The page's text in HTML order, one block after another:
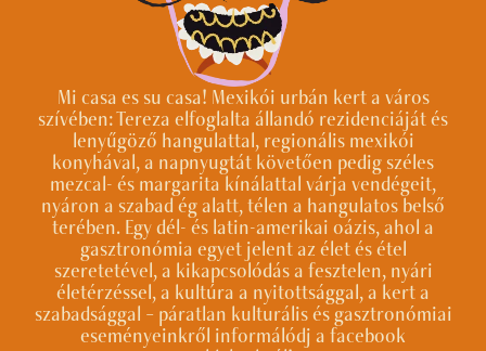
Mi casa es su casa! Mexikói urbán kert a város
szívében: Tereza elfoglalta állandó rezidenciáját és
lenyűgöző hangulattal, regionális mexikói
konyhával, a napnyugtát követően pedig széles
mezcal- és margarita kínálattal várja vendégeit,
nyáron a szabad ég alatt, télen a hangulatos belső
terében. Egy dél- és latin-amerikai oázis, ahol a
gasztronómia egyet jelent az élet és étel
szeretetével, a kikapcsolódás a fesztelen, nyári
életérzéssel, a kultúra a nyitottsággal, a kert a
szabadsággal – páratlan kulturális és gasztronómiai
eseményeinkről informálódj a facebook